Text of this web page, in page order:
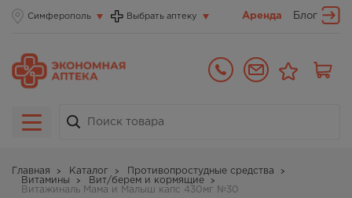
Симферополь Выбрать аптеку Аренда Блог
Главная Каталог
Противопростудные средства
Витамины
Вит/берем и кормящие
Витажиналь Мама и Малыш капс 430мг №30